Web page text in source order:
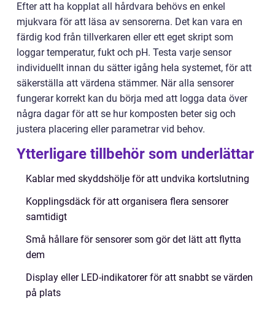
Efter att ha kopplat all hårdvara behövs en enkel
mjukvara för att läsa av sensorerna. Det kan vara en
färdig kod från tillverkaren eller ett eget skript som
loggar temperatur, fukt och pH. Testa varje sensor
individuellt innan du sätter igång hela systemet, för att
säkerställa att värdena stämmer. När alla sensorer
fungerar korrekt kan du börja med att logga data över
några dagar för att se hur komposten beter sig och
justera placering eller parametrar vid behov.
Ytterligare tillbehör som underlättar
Kablar med skyddshölje för att undvika kortslutning
Kopplingsdäck för att organisera flera sensorer
samtidigt
Små hållare för sensorer som gör det lätt att flytta
dem
Display eller LED-indikatorer för att snabbt se värden
på plats